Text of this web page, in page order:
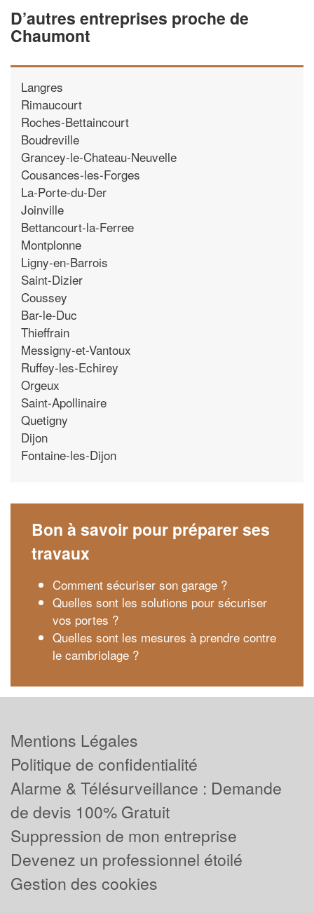
D’autres entreprises proche de
Chaumont
Langres
Rimaucourt
Roches-Bettaincourt
Boudreville
Grancey-le-Chateau-Neuvelle
Cousances-les-Forges
La-Porte-du-Der
Joinville
Bettancourt-la-Ferree
Montplonne
Ligny-en-Barrois
Saint-Dizier
Coussey
Bar-le-Duc
Thieffrain
Messigny-et-Vantoux
Ruffey-les-Echirey
Orgeux
Saint-Apollinaire
Quetigny
Dijon
Fontaine-les-Dijon
Bon à savoir pour préparer ses
travaux
Comment sécuriser son garage ?
Quelles sont les solutions pour sécuriser
vos portes ?
Quelles sont les mesures à prendre contre
le cambriolage ?
Mentions Légales
Politique de confidentialité
Alarme & Télésurveillance : Demande
de devis 100% Gratuit
Suppression de mon entreprise
Devenez un professionnel étoilé
Gestion des cookies